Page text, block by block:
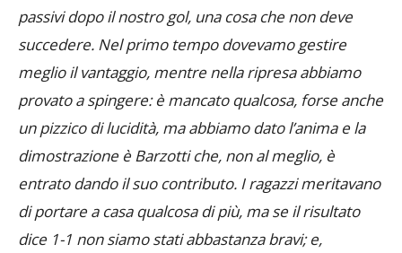
passivi dopo il nostro gol, una cosa che non deve
succedere. Nel primo tempo dovevamo gestire
meglio il vantaggio, mentre nella ripresa abbiamo
provato a spingere: è mancato qualcosa, forse anche
un pizzico di lucidità, ma abbiamo dato l’anima e la
dimostrazione è Barzotti che, non al meglio, è
entrato dando il suo contributo. I ragazzi meritavano
di portare a casa qualcosa di più, ma se il risultato
dice 1-1 non siamo stati abbastanza bravi; e,